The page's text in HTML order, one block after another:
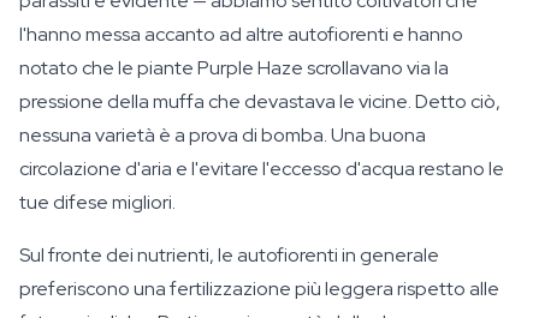
l'hanno messa accanto ad altre autofiorenti e hanno
notato che le piante Purple Haze scrollavano via la
pressione della muffa che devastava le vicine. Detto ciò,
nessuna varietà è a prova di bomba. Una buona
circolazione d'aria e l'evitare l'eccesso d'acqua restano le
tue difese migliori.
Sul fronte dei nutrienti, le autofiorenti in generale
preferiscono una fertilizzazione più leggera rispetto alle